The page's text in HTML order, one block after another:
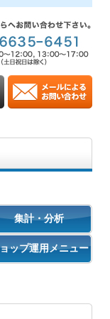
集計・分析
ップ運用メニュー